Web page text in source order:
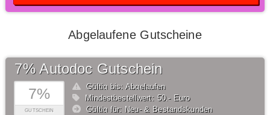
Abgelaufene Gutscheine
7%
GUTSCHEIN
7% Autodoc Gutschein
Gültig bis: Abgelaufen
Mindestbestellwert: 50,- Euro
Gültig für: Neu- & Bestandskunden